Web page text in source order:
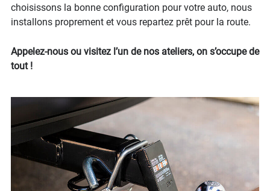
choisissons la bonne configuration pour votre auto, nous
installons proprement et vous repartez prêt pour la route.
Appelez-nous ou visitez l’un de nos ateliers, on s’occupe de
tout !